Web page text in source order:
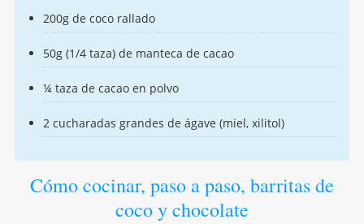
200g de coco rallado
50g (1/4 taza) de manteca de cacao
¼ taza de cacao en polvo
2 cucharadas grandes de ágave (miel, xilitol)
Cómo cocinar, paso a paso, barritas de
coco y chocolate